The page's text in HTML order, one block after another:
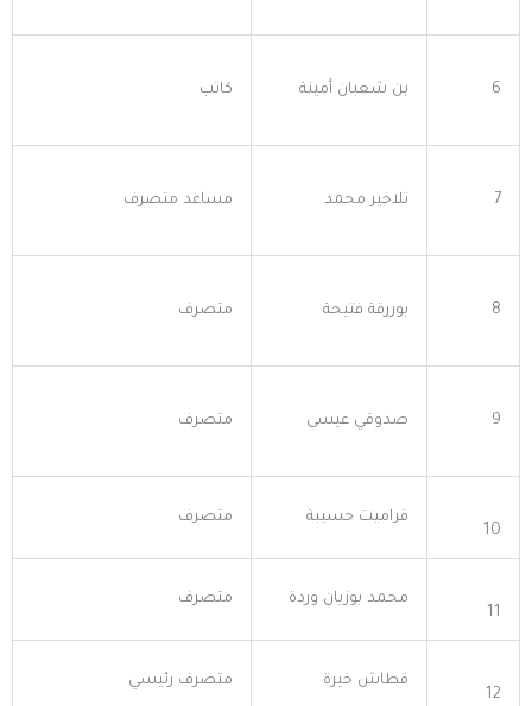
بن شعبان أمينة كاتب
تلاخير محمد مساعد متصرف
بوررقة فتيحة متصرف
صدوقي عيسى متصرف
10
قراميت حسيبة متصرف
11
محمد بوزيان وردة متصرف
12
قطاش خيرة متصرف رئيسي